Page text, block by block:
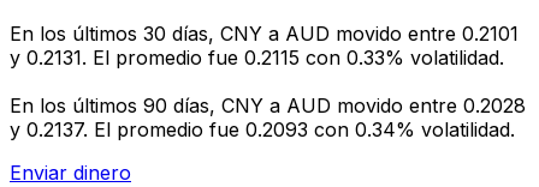
En los últimos 30 días, CNY a AUD movido entre 0.2101
y 0.2131. El promedio fue 0.2115 con 0.33% volatilidad.
En los últimos 90 días, CNY a AUD movido entre 0.2028
y 0.2137. El promedio fue 0.2093 con 0.34% volatilidad.
Enviar dinero